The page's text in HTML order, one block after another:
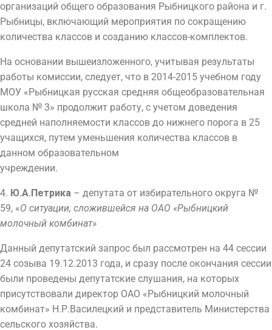
организаций общего образования Рыбницкого района и г.
Рыбницы, включающий мероприятия по сокращению
количества классов и созданию классов-комплектов.
На основании вышеизложенного, учитывая результаты
работы комиссии, следует, что в 2014-2015 учебном году
МОУ «Рыбницкая русская средняя общеобразовательная
школа № 3» продолжит работу, с учетом доведения
средней наполняемости классов до нижнего порога в 25
учащихся, путем уменьшения количества классов в
данном образовательном
учреждении.
4. Ю.А.Петрика – депутата от избирательного округа №
59, «О ситуации, сложившейся на ОАО «Рыбницкий
молочный комбинат»
Данный депутатский запрос был рассмотрен на 44 сессии
24 созыва 19.12.2013 года, и сразу после окончания сессии
были проведены депутатские слушания, на которых
присутствовали директор ОАО «Рыбницкий молочный
комбинат» Н.Р.Василецкий и представитель Министерства
сельского хозяйства.